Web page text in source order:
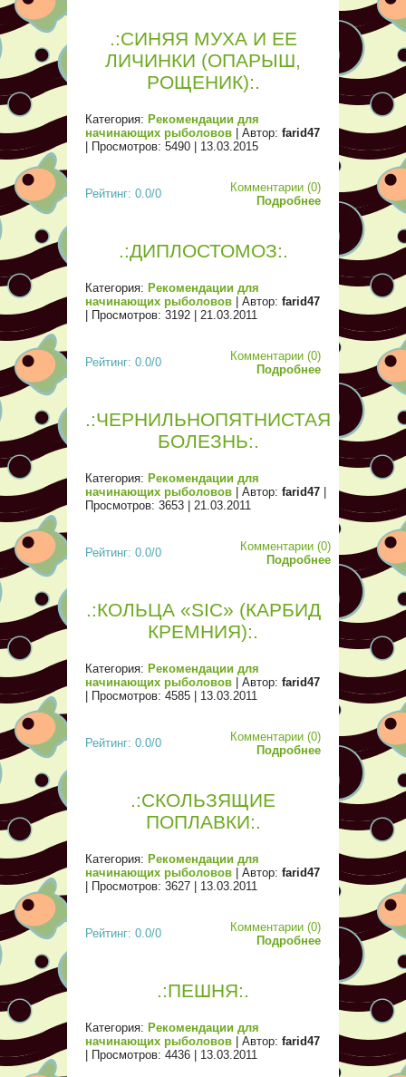
.:СИНЯЯ МУХА И ЕЕ
ЛИЧИНКИ (ОПАРЫШ,
РОЩЕНИК):.
Категория: Рекомендации для
начинающих рыболовов | Автор: farid47
| Просмотров: 5490 | 13.03.2015
Рейтинг: 0.0/0
Комментарии (0)
Подробнее
.:ДИПЛОСТОМОЗ:.
Категория: Рекомендации для
начинающих рыболовов | Автор: farid47
| Просмотров: 3192 | 21.03.2011
Рейтинг: 0.0/0
Комментарии (0)
Подробнее
.:ЧЕРНИЛЬНОПЯТНИСТАЯ
БОЛЕЗНЬ:.
Категория: Рекомендации для
начинающих рыболовов | Автор: farid47
Просмотров: 3653 | 21.03.2011
Рейтинг: 0.0/0
Комментарии (0)
Подробнее
.:КОЛЬЦА «SIC» (КАРБИД
КРЕМНИЯ):.
Категория: Рекомендации для
начинающих рыболовов | Автор: farid47
| Просмотров: 4585 | 13.03.2011
Рейтинг: 0.0/0
Комментарии (0)
Подробнее
.:СКОЛЬЗЯЩИЕ
ПОПЛАВКИ:.
Категория: Рекомендации для
начинающих рыболовов | Автор: farid47
| Просмотров: 3627 | 13.03.2011
Рейтинг: 0.0/0
Комментарии (0)
Подробнее
.:ПЕШНЯ:.
Категория: Рекомендации для
начинающих рыболовов | Автор: farid47
| Просмотров: 4436 | 13.03.2011